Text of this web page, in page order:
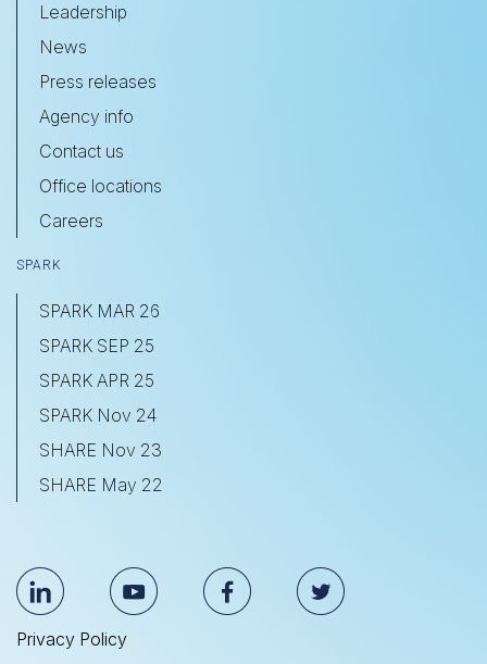
Leadership
News
Press releases
Agency info
Contact us
Office locations
Careers
SPARK
SPARK MAR 26
SPARK SEP 25
SPARK APR 25
SPARK Nov 24
SHARE Nov 23
SHARE May 22
Privacy Policy